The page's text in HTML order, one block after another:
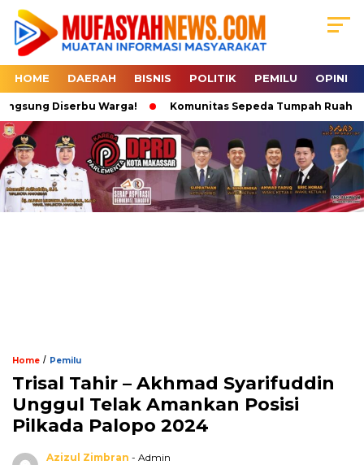
HOME DAERAH BISNIS POLITIK PEMILU OPINI
Diserbu Warga! Komunitas Sepeda Tumpah Ruah di
Home / Pemilu
Trisal Tahir – Akhmad Syarifuddin
Unggul Telak Amankan Posisi
Pilkada Palopo 2024
Azizul Zimbran - Admin